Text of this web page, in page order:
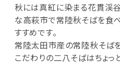
秋には真紅に染まる花貫渓
な高萩市で常陸秋そばを食
すすめです。
常陸太田市産の常陸秋そば
こだわりの二八そばはちょっ